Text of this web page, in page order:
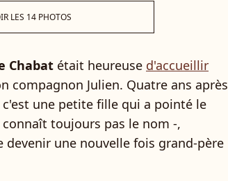
LES 14 PHOTOS
Chabat était heureuse d'accueillir
compagnon Julien. Quatre ans après
c'est une petite fille qui a pointé le
toujours pas le nom -,
devenir une nouvelle fois grand-père